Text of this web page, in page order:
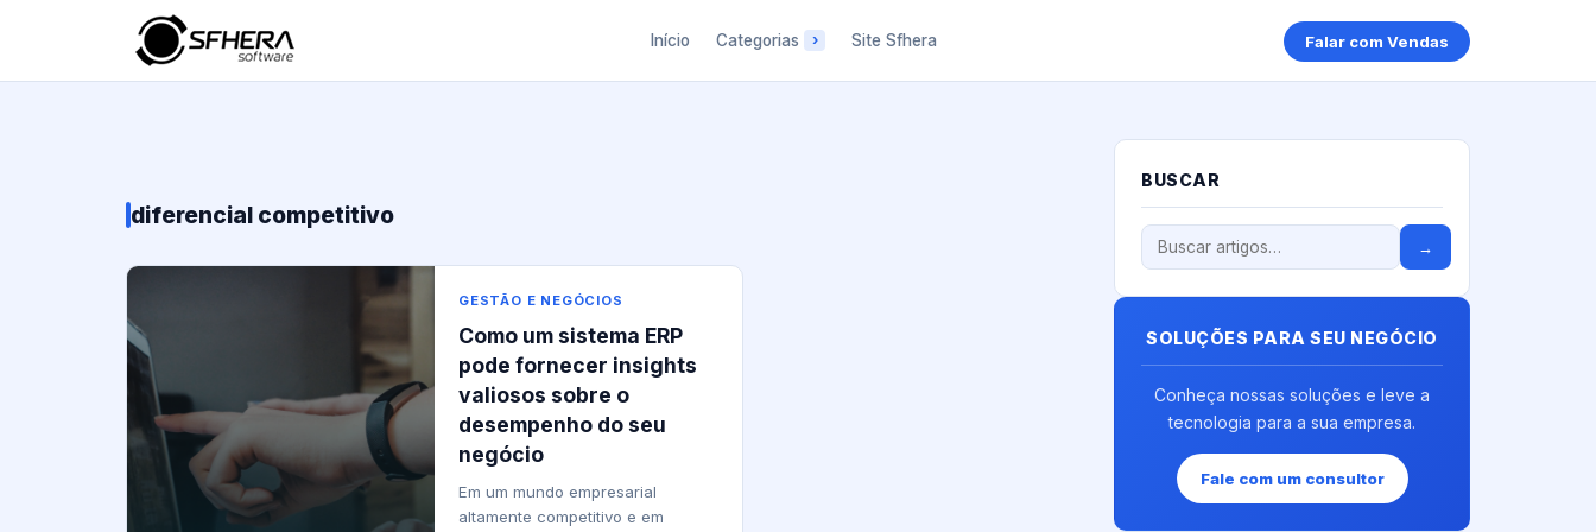
Início Categorias Site Sfhera Falar com Vendas
diferencial competitivo
GESTÃO E NEGÓCIOS
Como um sistema ERP
pode fornecer insights
valiosos sobre o
desempenho do seu
negócio
Em um mundo empresarial
altamente competitivo e em
BUSCAR
→
SOLUÇÕES PARA SEU NEGÓCIO
Conheça nossas soluções e leve a
tecnologia para a sua empresa.
Fale com um consultor